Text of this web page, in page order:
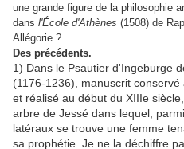
une grande figure de la philosophie
dans l'École d'Athènes (1508) de
Allégorie ?
Des précédents.
1) Dans le Psautier d'Ingeburge
(1176-1236), manuscrit
et réalisé au début du XIIIe
arbre de Jessé dans lequel,
latéraux se trouve une femme
sa prophétie. Je ne la déchiffre